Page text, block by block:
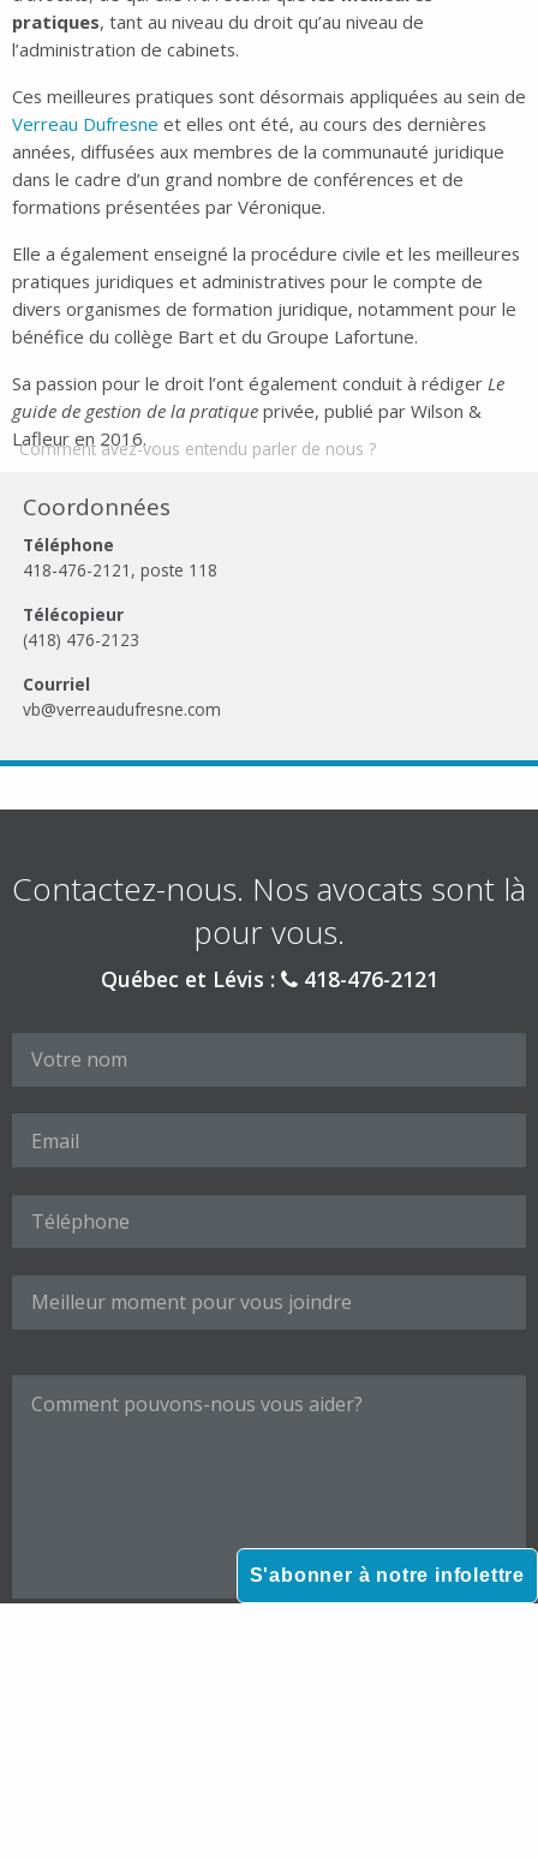
Coordonnées
Téléphone
418-476-2121 , poste 118
Télécopieur
(418) 476-2123
Courriel
vb@verreaudufresne.com
pratiques, tant au niveau du droit qu’au niveau de
l’administration de cabinets.
Ces meilleures pratiques sont désormais appliquées au sein de
Verreau Dufresne et elles ont été, au cours des dernières
années, diffusées aux membres de la communauté juridique
dans le cadre d’un grand nombre de conférences et de
formations présentées par Véronique.
Elle a également enseigné la procédure civile et les meilleures
pratiques juridiques et administratives pour le compte de
divers organismes de formation juridique, notamment pour le
bénéfice du collège Bart et du Groupe Lafortune.
Sa passion pour le droit l’ont également conduit à rédiger Le
guide de gestion de la pratique privée, publié par Wilson &
Lafleur en 2016.
Contactez-nous. Nos avocats sont là
pour vous.
Québec et Lévis : 418-476-2121
Comment avez-vous entendu parler de nous ?
S'abonner à notre infolettre